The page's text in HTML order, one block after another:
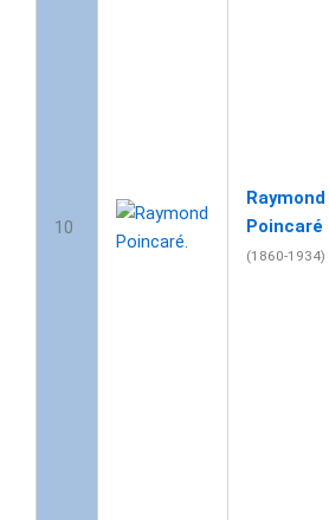
10
Raymond
Poincaré
(1860-1934)